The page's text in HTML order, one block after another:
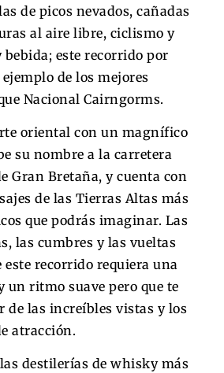
de picos nevados, cañadas
al aire libre, ciclismo y
este recorrido por
de los mejores
Nacional Cairngorms.
oriental con un magnífico
su nombre a la carretera
Gran Bretaña, y cuenta con
de las Tierras Altas más
que podrás imaginar. Las
las cumbres y las vueltas
este recorrido requiera una
un ritmo suave pero que te
las increíbles vistas y los
atracción.
destilerías de whisky más